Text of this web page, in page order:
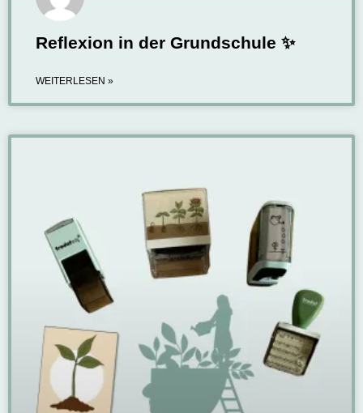
Reflexion in der Grundschule ✨
WEITERLESEN »